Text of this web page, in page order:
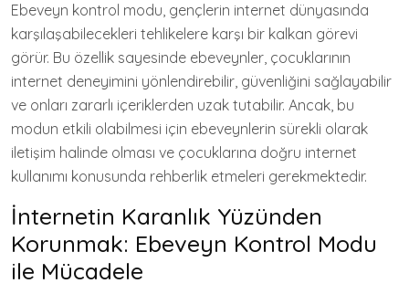
Ebeveyn kontrol modu, gençlerin internet dünyasında
karşılaşabilecekleri tehlikelere karşı bir kalkan görevi
görür. Bu özellik sayesinde ebeveynler, çocuklarının
internet deneyimini yönlendirebilir, güvenliğini sağlayabilir
ve onları zararlı içeriklerden uzak tutabilir. Ancak, bu
modun etkili olabilmesi için ebeveynlerin sürekli olarak
iletişim halinde olması ve çocuklarına doğru internet
kullanımı konusunda rehberlik etmeleri gerekmektedir.
İnternetin Karanlık Yüzünden
Korunmak: Ebeveyn Kontrol Modu
ile Mücadele